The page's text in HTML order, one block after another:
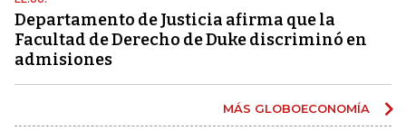
Departamento de Justicia afirma que la
Facultad de Derecho de Duke discriminó en
admisiones
MÁS GLOBOECONOMÍA